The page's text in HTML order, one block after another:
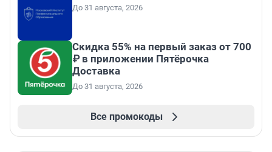
До 31 августа, 2026
Скидка 55% на первый заказ от 700
₽ в приложении Пятёрочка
Доставка
До 31 августа, 2026
Все промокоды